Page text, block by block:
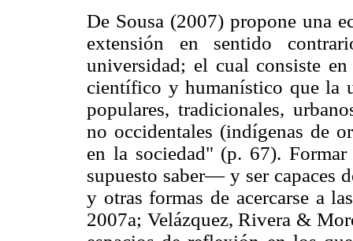
De Sousa (2007) propone una
extensión en sentido
universidad; el cual consiste
científico y humanístico que la
populares, tradicionales,
no occidentales (indígenas de
en la sociedad" (p. 67).
supuesto saber— y ser capaces
y otras formas de acercarse a
2007a; Velázquez, Rivera &